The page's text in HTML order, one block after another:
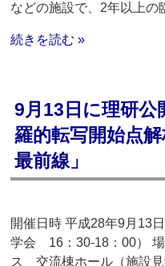
などの施設で、2年以上の
続きを読む »
9月13日に理研公
羅的転写開始点
最前線」
開催日時 平成28年9月13
学会 16：30-18：00）
ス 交流棟ホール（施設